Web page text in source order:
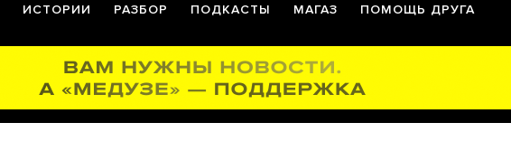
ИСТОРИИ РАЗБОР ПОДКАСТЫ МАГАЗ ПОМОЩЬ ДРУГА